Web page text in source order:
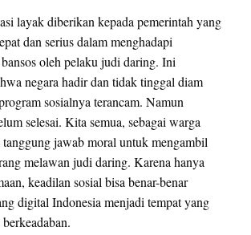
layak diberikan kepada pemerintah yang
dan serius dalam menghadapi
oleh pelaku judi daring. Ini
negara hadir dan tidak tinggal diam
sosialnya terancam. Namun
selesai. Kita semua, sebagai warga
jawab moral untuk mengambil
melawan judi daring. Karena hanya
keadilan sosial bisa benar-benar
digital Indonesia menjadi tempat yang